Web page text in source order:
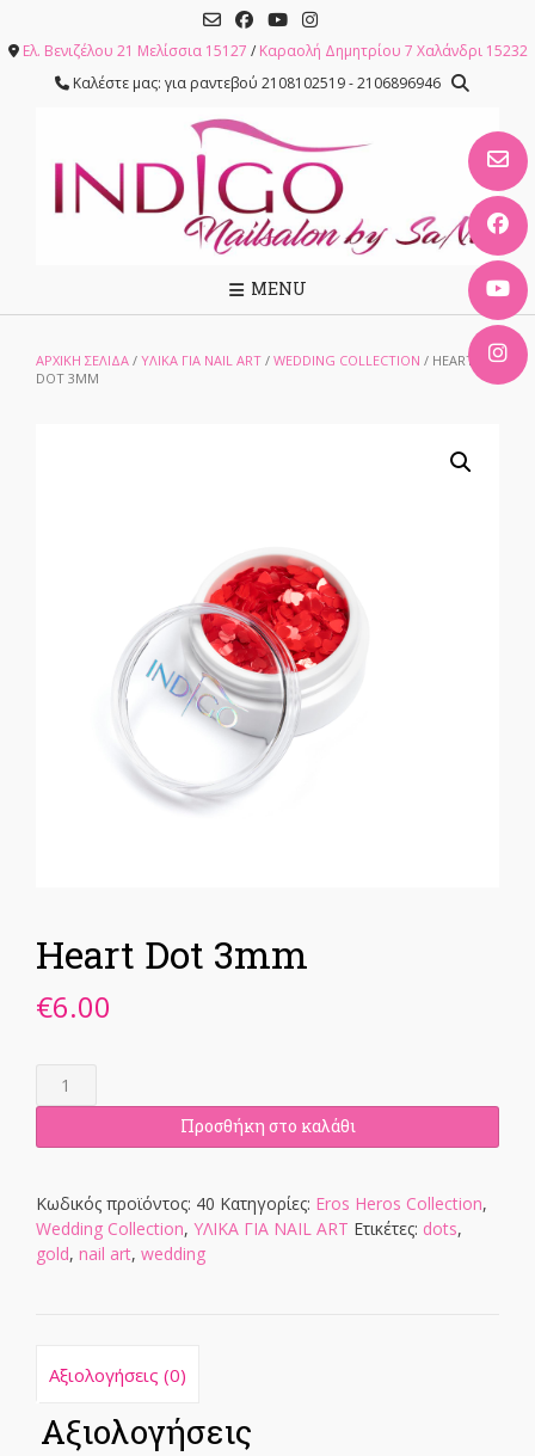
content
Ελ. Βενιζέλου 21 Μελίσσια 15127 / Καραολή Δημητρίου 7 Χαλάνδρι 15232
Καλέστε μας: για ραντεβού 2108102519 - 2106896946
MENU
ΑΡΧΙΚΉ ΣΕΛΊΔΑ / ΥΛΙΚΑ ΓΙΑ NAIL ART / WEDDING COLLECTION / HEART
DOT 3MM
Heart Dot 3mm
€6.00
Heart
Dot
ποσότητα
Προσθήκη στο καλάθι
Κωδικός προϊόντος: 40 Κατηγορίες: Eros Heros Collection,
Wedding Collection, ΥΛΙΚΑ ΓΙΑ NAIL ART Ετικέτες: dots,
gold, nail art, wedding
Αξιολογήσεις (0)
Αξιολογήσεις